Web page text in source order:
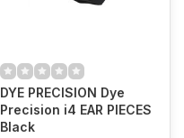
DYE PRECISION Dye
Precision i4 EAR PIECES
Black